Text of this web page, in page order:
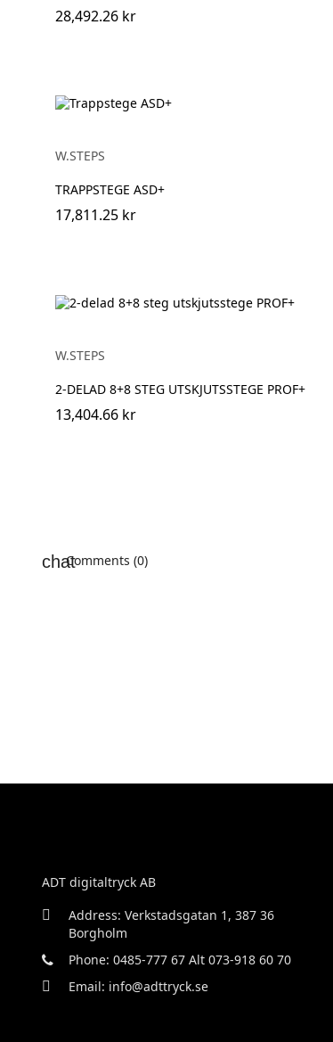
28,492.26 kr
W.STEPS
TRAPPSTEGE ASD+
17,811.25 kr
W.STEPS
2-DELAD 8+8 STEG UTSKJUTSSTEGE PROF+
13,404.66 kr
Comments (0)
ADT digitaltryck AB
Address: Verkstadsgatan 1, 387 36
Borgholm
Phone: 0485-777 67 Alt 073-918 60 70
Email: info@adttryck.se